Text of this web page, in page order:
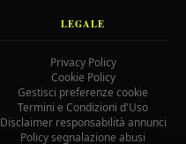
LEGALE
Privacy Policy
Cookie Policy
Gestisci preferenze cookie
Termini e Condizioni d'Uso
Disclaimer responsabilità annunci
Policy segnalazione abusi